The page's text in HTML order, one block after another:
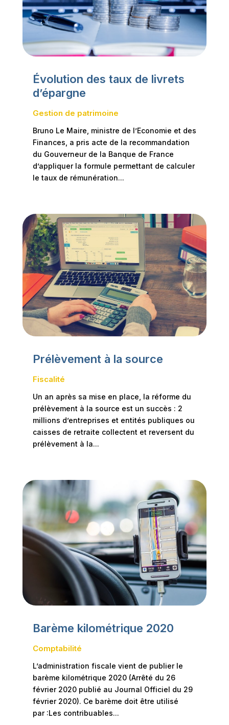
Évolution des taux de livrets
d’épargne
Gestion de patrimoine
Bruno Le Maire, ministre de l’Economie et des
Finances, a pris acte de la recommandation
du Gouverneur de la Banque de France
d’appliquer la formule permettant de calculer
le taux de rémunération...
Prélèvement à la source
Fiscalité
Un an après sa mise en place, la réforme du
prélèvement à la source est un succès : 2
millions d’entreprises et entités publiques ou
caisses de retraite collectent et reversent du
prélèvement à la...
Barème kilométrique 2020
Comptabilité
L’administration fiscale vient de publier le
barème kilométrique 2020 (Arrêté du 26
février 2020 publié au Journal Officiel du 29
février 2020). Ce barème doit être utilisé
par :Les contribuables...